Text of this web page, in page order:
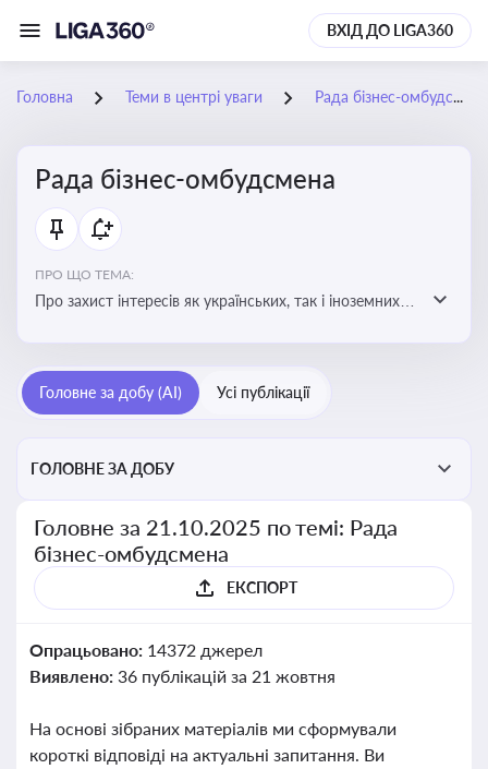
ВХІД ДО LIGA360
Головна Теми в центрі уваги Рада бізнес-омбудсмена
Рада бізнес-омбудсмена
ПРО ЩО ТЕМА:
Про захист інтересів як українських, так і іноземних
Головне за добу (AI) Усі публікації
ГОЛОВНЕ ЗА ДОБУ
Головне за 21.10.2025 по темі: Рада
бізнес-омбудсмена
ЕКСПОРТ
Опрацьовано: 14372 джерел
Виявлено: 36 публікацій за 21 жовтня
На основі зібраних матеріалів ми сформували
короткі відповіді на актуальні запитання. Ви